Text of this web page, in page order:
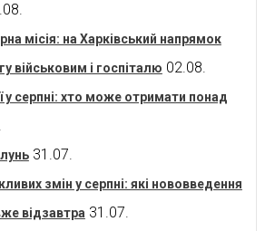
місія: на Харківський напрямок
військовим і госпіталю 02.08.
у серпні: хто може отримати понад
31.07.
змін у серпні: які нововведення
відзавтра 31.07.